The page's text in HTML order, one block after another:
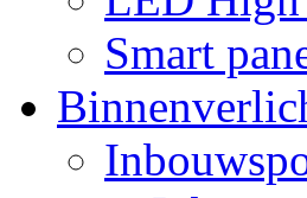
Smart